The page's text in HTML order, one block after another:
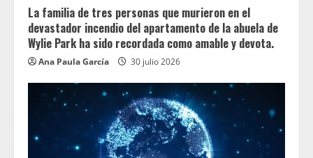
La familia de tres personas que murieron en el
devastador incendio del apartamento de la abuela de
Wylie Park ha sido recordada como amable y devota.
Ana Paula García 30 julio 2026